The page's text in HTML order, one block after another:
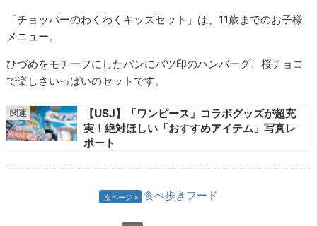
「チョッパーのわくわくキッズセット」は、11歳までのお子様
メニュー。
ひづめをモチーフにしたパンにバツ印のハンバーグ、桜チョコ
で楽しさいっぱいのセットです。
【USJ】「ワンピース」コラボグッズが超充
実！絶対ほしい「おすすめアイテム」写真レ
ポート
次ページ 食べ歩きフード